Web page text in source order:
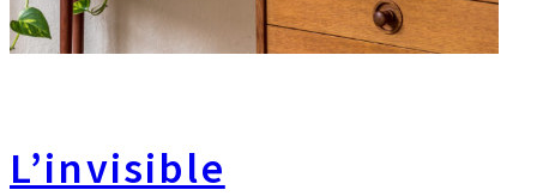
L’invisible